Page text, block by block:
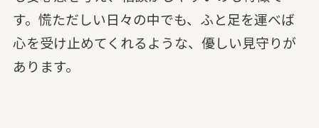
す。慌ただしい日々の中でも、ふと足を運べば
心を受け止めてくれるような、優しい見守りが
あります。